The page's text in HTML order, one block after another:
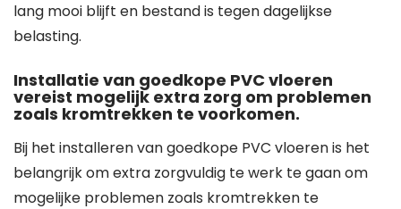
lang mooi blijft en bestand is tegen dagelijkse
belasting.
Installatie van goedkope PVC vloeren
vereist mogelijk extra zorg om problemen
zoals kromtrekken te voorkomen.
Bij het installeren van goedkope PVC vloeren is het
belangrijk om extra zorgvuldig te werk te gaan om
mogelijke problemen zoals kromtrekken te